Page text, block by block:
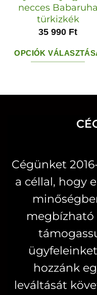
necces Babaruha
türkizkék
35 990 Ft
OPCIÓK
a
ki
Cégünket
a céllal, hogy
megbízható
hozzánk
leváltását